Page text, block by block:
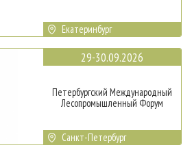
Екатеринбург
29-30.09.2026
Петербургский Международный
Лесопромышленный Форум
Санкт-Петербург